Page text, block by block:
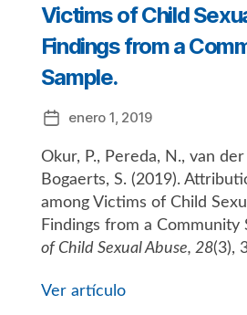
Victims of Child
Findings from a
Sample.
Fecha
la
entrada
enero 1, 2019
Okur, P., Pereda, N., van
Bogaerts, S. (2019).
among Victims of Child
Findings from a Community
of Child Sexual Abuse, 28(3),
Ver artículo